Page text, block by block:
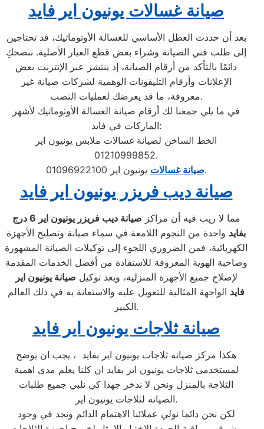
صيانة غسالات يونيون اير فايد
بعد أن حددت العطل الأساسي للغسالة الأوتوماتيك، قد تحتاجين
إلى طلب فني الصيانة وشراء بعض قطع الغيار الأصلية. ننصحكِ
دائمًا بالتأكد من أرقام الصيانة، إذ ينتشر عبر الإنترنت بعض
الإعلانات وأرقام التليفونات الوهمية لشركات صيانة غير
معروفة، ما قد يعرضك لعمليات النصب.
في ما يلي جمعنا لك أرقام صيانة الغسالة الأوتوماتيك لأشهر
الماركات في فايد:
الخط الساخن لصيانة غسالات ملابس يونيون اير
01210999852.
صيانة غسالاتيونيون اير 01096922100.
صيانة ديب فريزر يونيون اير فايد
مما لا ريب فيه أن مراكز صيانة ديب فريزر يونيون اير
6 درج
بفايد واحدة من النجوم اللامعة في سماء صيانة وتصليح الأجهزة
الكهربائية، فمن الضروري اللجوء إلى توكيلات الصيانة المشهورة
وصاحبة الهوية المعروفة للاستفادة من أفضل الخدمات المقدمة
لإصلاح جميع الأجهزة المنزلية، ويعد توكيل صيانة يونيون اير
فايد الواجهة المثالية للتعويل عليه والاستعانة به في ذلك العالم
الكبير.
صيانة ثلاجات يونيون اير فايد
هكذا مركز صيانه ثلاجات يونيون اير بفايد ، يجب ان يوضح
لمستخدمى ثلاجات يونيون اير بفايد ان كلنا يعلم مدى اهمية
الثلاجة بالمنزل ونحن لا ندخر جهدا كي نلبي جميع طلبات
الصيانه لثلاجات يونيون اير.
لكن نحن دائما نولي عملائنا الاهتمام الدائم ونجد في وجود